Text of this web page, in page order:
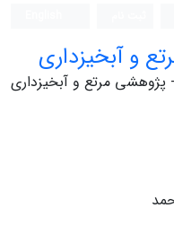
و آبخیزداری
پژوهشی مرتع و آبخیزداری